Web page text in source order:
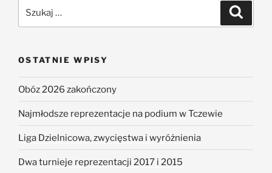
OSTATNIE WPISY
Obóz 2026 zakończony
Najmłodsze reprezentacje na podium w Tczewie
Liga Dzielnicowa, zwycięstwa i wyróżnienia
Dwa turnieje reprezentacji 2017 i 2015